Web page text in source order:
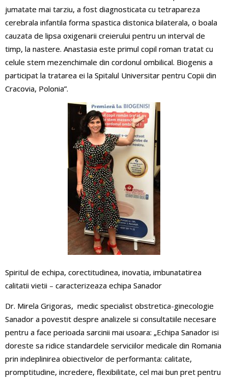
jumatate mai tarziu, a fost diagnosticata cu tetrapareza
cerebrala infantila forma spastica distonica bilaterala, o boala
cauzata de lipsa oxigenarii creierului pentru un interval de
timp, la nastere. Anastasia este primul copil roman tratat cu
celule stem mezenchimale din cordonul ombilical. Biogenis a
participat la tratarea ei la Spitalul Universitar pentru Copii din
Cracovia, Polonia”.
Spiritul de echipa, corectitudinea, inovatia, imbunatatirea
calitatii vietii – caracterizeaza echipa Sanador
Dr. Mirela Grigoras, medic specialist obstretica-ginecologie
Sanador a povestit despre analizele si consultatiile necesare
pentru a face perioada sarcinii mai usoara: „Echipa Sanador isi
doreste sa ridice standardele serviciilor medicale din Romania
prin indeplinirea obiectivelor de performanta: calitate,
promptitudine, incredere, flexibilitate, cel mai bun pret pentru